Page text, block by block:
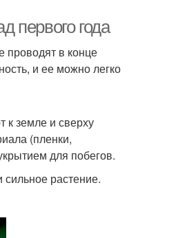
первого года
проводят в конце
и ее можно легко
земле и сверху
(пленки,
для побегов.
растение.